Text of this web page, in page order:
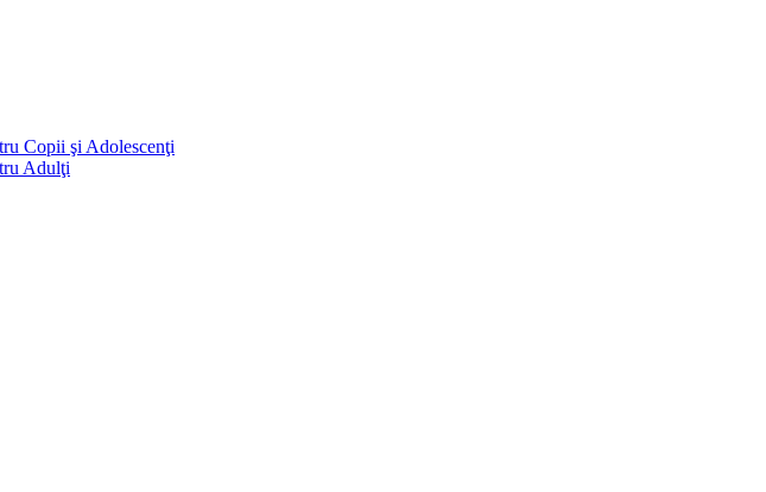
Copii şi Adolescenţi
Adulţi